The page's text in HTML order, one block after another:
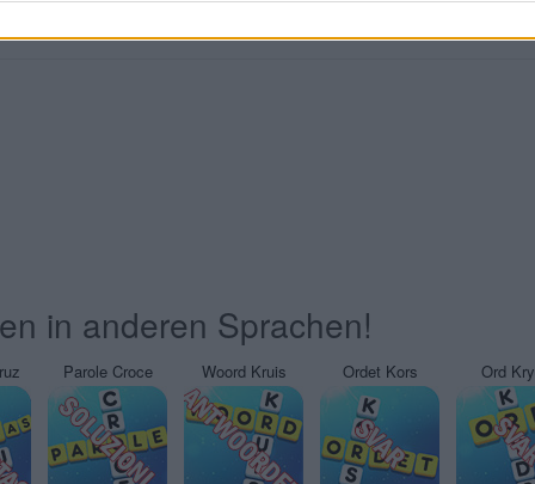
in anderen Sprachen!
Parole Croce Woord Kruis Ordet Kors Ord